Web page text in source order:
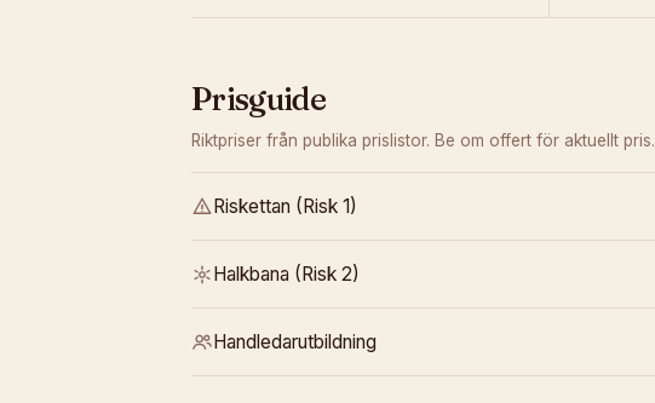
Prisguide
Riktpriser från publika prislistor. Be om offert för aktuellt pris.
Riskettan (Risk 1)
Halkbana (Risk 2)
Handledarutbildning